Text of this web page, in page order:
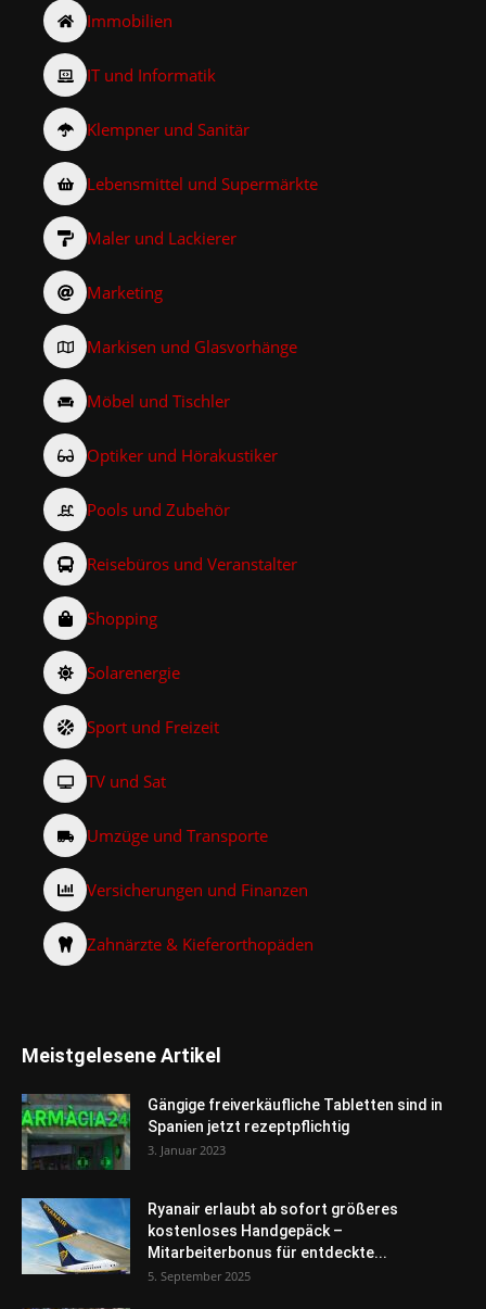
Immobilien
IT und Informatik
Klempner und Sanitär
Lebensmittel und Supermärkte
Maler und Lackierer
Marketing
Markisen und Glasvorhänge
Möbel und Tischler
Optiker und Hörakustiker
Pools und Zubehör
Reisebüros und Veranstalter
Shopping
Solarenergie
Sport und Freizeit
TV und Sat
Umzüge und Transporte
Versicherungen und Finanzen
Zahnärzte & Kieferorthopäden
Meistgelesene Artikel
Gängige freiverkäufliche Tabletten sind in
Spanien jetzt rezeptpflichtig
3. Januar 2023
Ryanair erlaubt ab sofort größeres
kostenloses Handgepäck –
Mitarbeiterbonus für entdeckte...
5. September 2025